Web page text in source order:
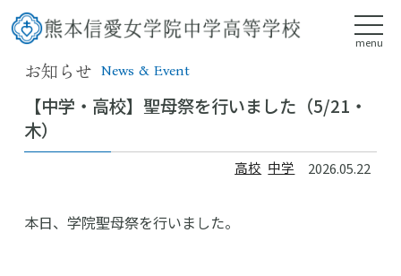
お知らせ News & Event
【中学・高校】聖母祭を行いました（5/21・
木）
高校 中学 2026.05.22
本日、学院聖母祭を行いました。
menu